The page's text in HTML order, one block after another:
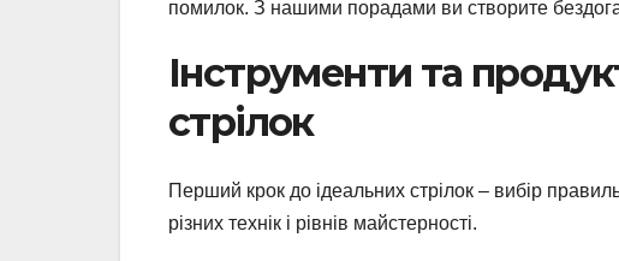
помилок. З нашими порадами ви створите
Інструменти та
стрілок
Перший крок до ідеальних стрілок – вибір
різних технік і рівнів майстерності.